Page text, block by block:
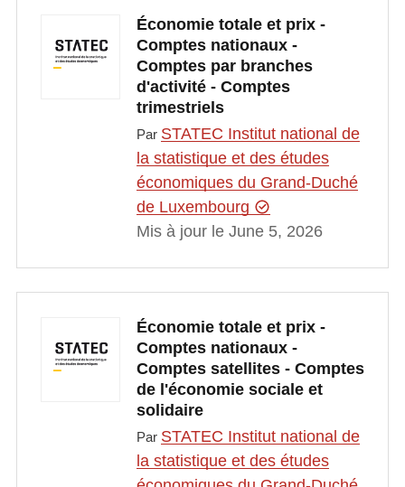
Économie totale et prix -
Comptes nationaux -
Comptes par branches
d'activité - Comptes
trimestriels
Par STATEC Institut national de
la statistique et des études
économiques du Grand-Duché
de Luxembourg
Mis à jour le June 5, 2026
Économie totale et prix -
Comptes nationaux -
Comptes satellites - Comptes
de l'économie sociale et
solidaire
Par STATEC Institut national de
la statistique et des études